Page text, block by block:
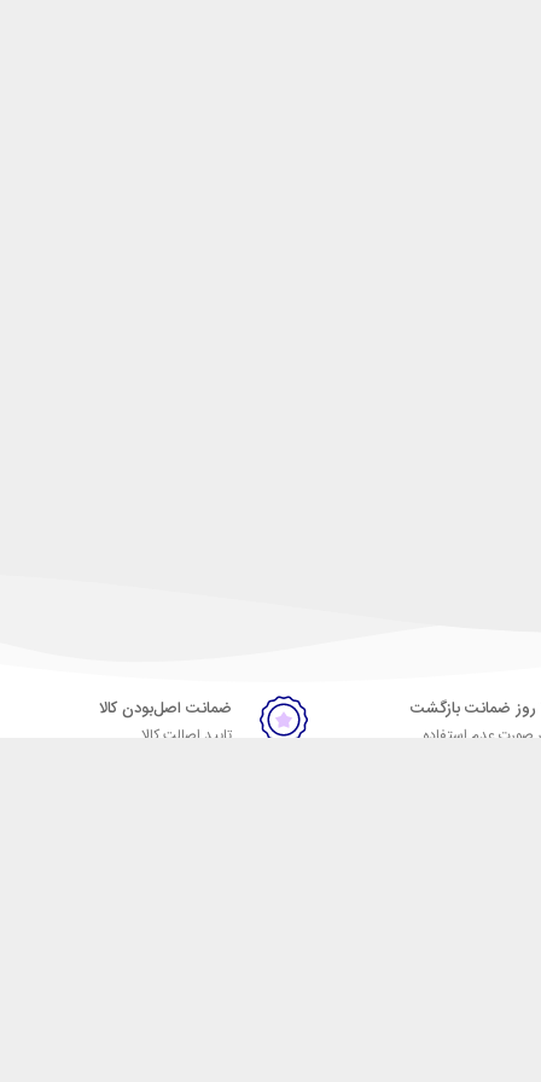
صورت عدم استفاده
ضمانت اصل‌بودن کالا
تایید اصالت کالا